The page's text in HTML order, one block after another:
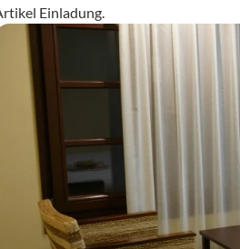
Einladung.